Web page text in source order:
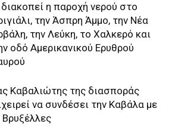
η παροχή νερού στο
την Άσπρη Άμμο, την Νέα
την Λεύκη, το Χαλκερό και
οδό Αμερικανικού Ερυθρού
Καβαλιώτης της διασποράς
να συνδέσει την Καβάλα με
Βρυξέλλες